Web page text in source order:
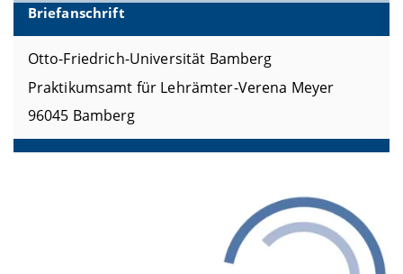
Briefanschrift
Otto-Friedrich-Universität Bamberg
Praktikumsamt für Lehrämter-Verena Meyer
96045 Bamberg